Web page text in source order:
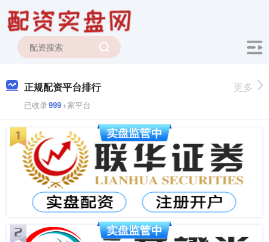
正规配资平台排行
已收录999+家平台
更多